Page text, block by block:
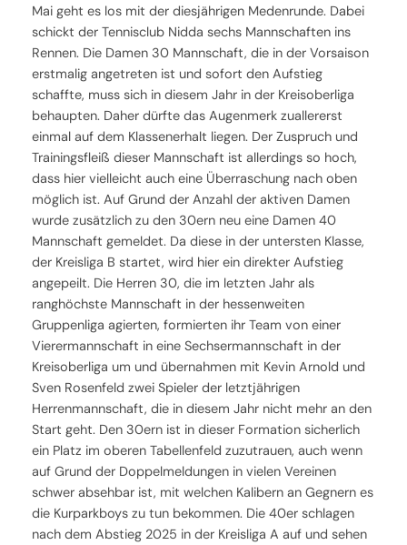
Mai geht es los mit der diesjährigen Medenrunde. Dabei
schickt der Tennisclub Nidda sechs Mannschaften ins
Rennen. Die Damen 30 Mannschaft, die in der Vorsaison
erstmalig angetreten ist und sofort den Aufstieg
schaffte, muss sich in diesem Jahr in der Kreisoberliga
behaupten. Daher dürfte das Augenmerk zuallererst
einmal auf dem Klassenerhalt liegen. Der Zuspruch und
Trainingsfleiß dieser Mannschaft ist allerdings so hoch,
dass hier vielleicht auch eine Überraschung nach oben
möglich ist. Auf Grund der Anzahl der aktiven Damen
wurde zusätzlich zu den 30ern neu eine Damen 40
Mannschaft gemeldet. Da diese in der untersten Klasse,
der Kreisliga B startet, wird hier ein direkter Aufstieg
angepeilt. Die Herren 30, die im letzten Jahr als
ranghöchste Mannschaft in der hessenweiten
Gruppenliga agierten, formierten ihr Team von einer
Vierermannschaft in eine Sechsermannschaft in der
Kreisoberliga um und übernahmen mit Kevin Arnold und
Sven Rosenfeld zwei Spieler der letztjährigen
Herrenmannschaft, die in diesem Jahr nicht mehr an den
Start geht. Den 30ern ist in dieser Formation sicherlich
ein Platz im oberen Tabellenfeld zuzutrauen, auch wenn
auf Grund der Doppelmeldungen in vielen Vereinen
schwer absehbar ist, mit welchen Kalibern an Gegnern es
die Kurparkboys zu tun bekommen. Die 40er schlagen
nach dem Abstieg 2025 in der Kreisliga A auf und sehen